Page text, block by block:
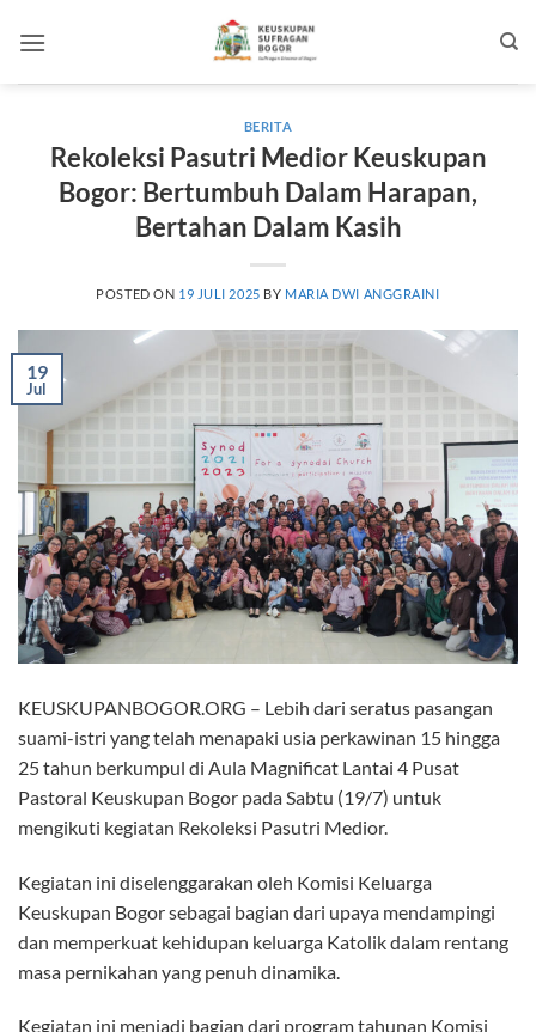
BERITA
Rekoleksi Pasutri Medior Keuskupan
Bogor: Bertumbuh Dalam Harapan,
Bertahan Dalam Kasih
POSTED ON 19 JULI 2025 BY MARIA DWI ANGGRAINI
19
Jul
KEUSKUPANBOGOR.ORG – Lebih dari seratus pasangan
suami-istri yang telah menapaki usia perkawinan 15 hingga
25 tahun berkumpul di Aula Magnificat Lantai 4 Pusat
Pastoral Keuskupan Bogor pada Sabtu (19/7) untuk
mengikuti kegiatan Rekoleksi Pasutri Medior.
Kegiatan ini diselenggarakan oleh Komisi Keluarga
Keuskupan Bogor sebagai bagian dari upaya mendampingi
dan memperkuat kehidupan keluarga Katolik dalam rentang
masa pernikahan yang penuh dinamika.
Kegiatan ini menjadi bagian dari program tahunan Komisi